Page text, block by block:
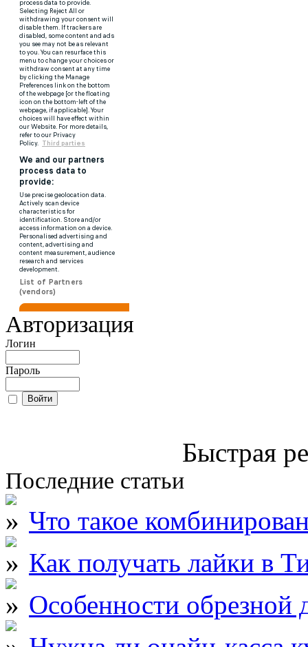
Авторизация
Логин
Пароль
Быстрая
Последние статьи
Что такое
Как получать лайки в
Особенности обрезной